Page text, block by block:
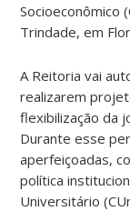
Socioeconômico
Trindade, em
A Reitoria vai
realizarem
flexibilização da
Durante esse
aperfeiçoadas,
política
Universitário